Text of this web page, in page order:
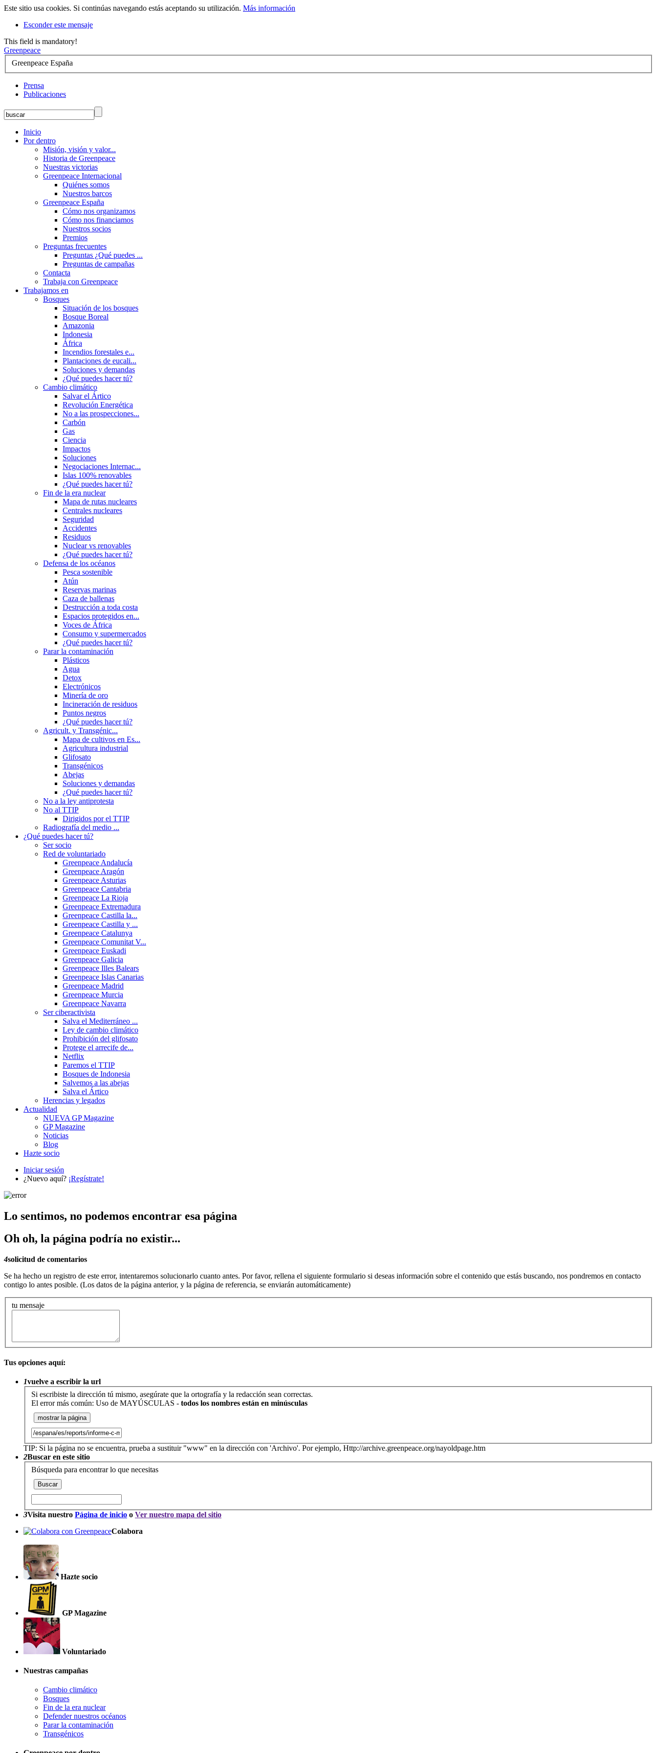
Este sitio usa cookies. Si continúas navegando estás aceptando su utilización. Más información
Esconder este mensaje
This field is mandatory!
Greenpeace
Greenpeace España
Prensa
Publicaciones
Inicio
Por dentro
Misión, visión y valor...
Historia de Greenpeace
Nuestras victorias
Greenpeace Internacional
Quiénes somos
Nuestros barcos
Greenpeace España
Cómo nos organizamos
Cómo nos financiamos
Nuestros socios
Premios
Preguntas frecuentes
Preguntas ¿Qué puedes ...
Preguntas de campañas
Contacta
Trabaja con Greenpeace
Trabajamos en
Bosques
Situación de los bosques
Bosque Boreal
Amazonia
Indonesia
África
Incendios forestales e...
Plantaciones de eucali...
Soluciones y demandas
¿Qué puedes hacer tú?
Cambio climático
Salvar el Ártico
Revolución Energética
No a las prospecciones...
Carbón
Gas
Ciencia
Impactos
Soluciones
Negociaciones Internac...
Islas 100% renovables
¿Qué puedes hacer tú?
Fin de la era nuclear
Mapa de rutas nucleares
Centrales nucleares
Seguridad
Accidentes
Residuos
Nuclear vs renovables
¿Qué puedes hacer tú?
Defensa de los océanos
Pesca sostenible
Atún
Reservas marinas
Caza de ballenas
Destrucción a toda costa
Espacios protegidos en...
Voces de África
Consumo y supermercados
¿Qué puedes hacer tú?
Parar la contaminación
Plásticos
Agua
Detox
Electrónicos
Minería de oro
Incineración de residuos
Puntos negros
¿Qué puedes hacer tú?
Agricult. y Transgénic...
Mapa de cultivos en Es...
Agricultura industrial
Glifosato
Transgénicos
Abejas
Soluciones y demandas
¿Qué puedes hacer tú?
No a la ley antiprotesta
No al TTIP
Dirigidos por el TTIP
Radiografía del medio ...
¿Qué puedes hacer tú?
Ser socio
Red de voluntariado
Greenpeace Andalucía
Greenpeace Aragón
Greenpeace Asturias
Greenpeace Cantabria
Greenpeace La Rioja
Greenpeace Extremadura
Greenpeace Castilla la...
Greenpeace Castilla y ...
Greenpeace Catalunya
Greenpeace Comunitat V...
Greenpeace Euskadi
Greenpeace Galicia
Greenpeace Illes Balears
Greenpeace Islas Canarias
Greenpeace Madrid
Greenpeace Murcia
Greenpeace Navarra
Ser ciberactivista
Salva el Mediterráneo ...
Ley de cambio climático
Prohibición del glifosato
Protege el arrecife de...
Netflix
Paremos el TTIP
Bosques de Indonesia
Salvemos a las abejas
Salva el Ártico
Herencias y legados
Actualidad
NUEVA GP Magazine
GP Magazine
Noticias
Blog
Hazte socio
Iniciar sesión
¿Nuevo aquí? ¡Regístrate!
Lo sentimos, no podemos encontrar esa página
Oh oh, la página podría no existir...
4solicitud de comentarios
Se ha hecho un registro de este error, intentaremos solucionarlo cuanto antes. Por favor, rellena el siguiente formulario si deseas información sobre el contenido que estás buscando, nos pondremos en contacto
contigo lo antes posible. (Los datos de la página anterior, y la página de referencia, se enviarán automáticamente)
tu mensaje
Tus opciones aquí:
1vuelve a escribir la url
Si escribiste la dirección tú mismo, asegúrate que la ortografía y la redacción sean correctas.
El error más común: Uso de MAYÚSCULAS - todos los nombres están en minúsculas
TIP: Si la página no se encuentra, prueba a sustituir "www" en la dirección con 'Archivo'. Por ejemplo, Http://archive.greenpeace.org/nayoldpage.htm
2Buscar en este sitio
Búsqueda para encontrar lo que necesitas
3Visita nuestro Página de inicio o Ver nuestro mapa del sitio
Colabora
Hazte socio
GP Magazine
Voluntariado
Nuestras campañas
Cambio climático
Bosques
Fin de la era nuclear
Defender nuestros océanos
Parar la contaminación
Transgénicos